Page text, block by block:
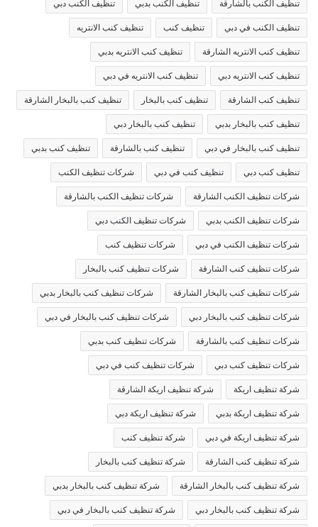
تنظيف الكنب بالشارقة تنظيف الكنب بدبي تنظيف الكنب دبي
تنظيف الكنب في دبي تنظيف كنب تنظيف كنب الانتريه
تنظيف كنب الانتريه الشارقة تنظيف كنب الانتريه بدبي
تنظيف كنب الانتريه دبي تنظيف كنب الانتريه في دبي
تنظيف كنب الشارقة تنظيف كنب بالبخار تنظيف كنب بالبخار الشارقة
تنظيف كنب بالبخار بدبي تنظيف كنب بالبخار دبي
تنظيف كنب بالبخار في دبي تنظيف كنب بالشارقة تنظيف كنب بدبي
تنظيف كنب دبي تنظيف كنب في دبي شركات تنظيف الكنب
شركات تنظيف الكنب الشارقة شركات تنظيف الكنب بالشارقة
شركات تنظيف الكنب بدبي شركات تنظيف الكنب دبي
شركات تنظيف الكنب في دبي شركات تنظيف كنب
شركات تنظيف كنب الشارقة شركات تنظيف كنب بالبخار
شركات تنظيف كنب بالبخار الشارقة شركات تنظيف كنب بالبخار بدبي
شركات تنظيف كنب بالبخار دبي شركات تنظيف كنب بالبخار في دبي
شركات تنظيف كنب بالشارقة شركات تنظيف كنب بدبي
شركات تنظيف كنب دبي شركات تنظيف كنب في دبي
شركة تنظيف اريكة شركة تنظيف اريكة الشارقة
شركة تنظيف اريكة بدبي شركة تنظيف اريكة دبي
شركة تنظيف اريكة في دبي شركة تنظيف كنب
شركة تنظيف كنب الشارقة شركة تنظيف كنب بالبخار
شركة تنظيف كنب بالبخار الشارقة شركة تنظيف كنب بالبخار بدبي
شركة تنظيف كنب بالبخار دبي شركة تنظيف كنب بالبخار في دبي